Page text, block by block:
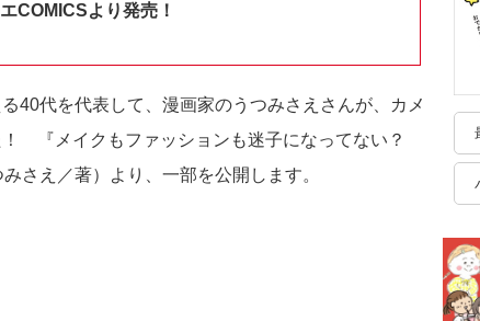
COMICSより発売！
40代を代表して、漫画家のうつみさえさんが、カメ
！ 『メイクもファッションも迷子になってない？
さえ／著）より、一部を公開します。